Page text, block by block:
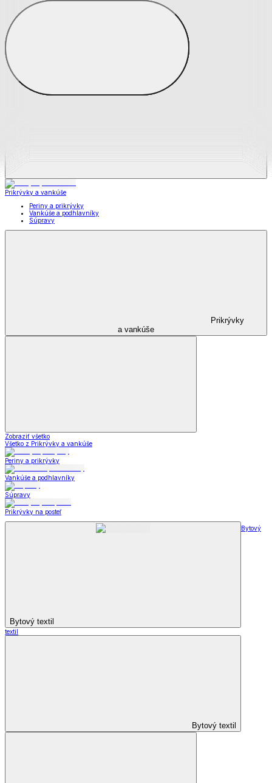
Zobraziť všetko
Všetko z Matrace a matracové chrániče
Matrace
Chrániče na matrace
Prikrývky a vankúše
Periny a prikrývky
Vankúše a podhlavníky
Súpravy
Prikrývky
a vankúše
Zobraziť všetko
Všetko z Prikrývky a vankúše
Periny a prikrývky
Vankúše a podhlavníky
Súpravy
Prikrývky na posteľ
Bytový textil
Bytový
textil
Bytový textil